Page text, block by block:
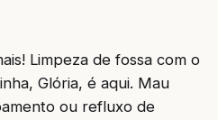
Limpeza de fossa com o
Glória, é aqui. Mau
ou refluxo de